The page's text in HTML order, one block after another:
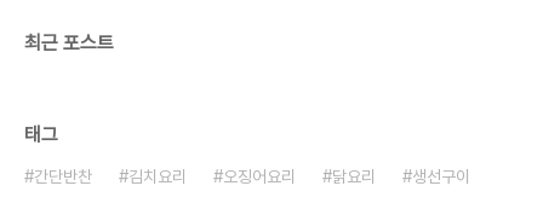
최근 포스트
태그
간단반찬 김치요리 오징어요리 닭요리
생선구이